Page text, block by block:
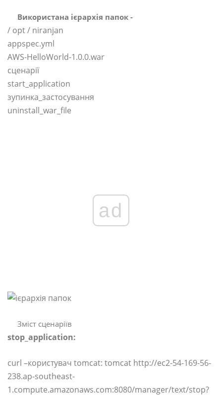
Використана ієрархія папок -
/ opt / niranjan
appspec.yml
AWS-HelloWorld-1.0.0.war
сценарії
start_application
зупинка_застосування
uninstall_war_file
ad
Зміст сценаріїв
stop_application:
curl –користувач tomcat: tomcat http://ec2-54-169-56-
238.ap-southeast-
1.compute.amazonaws.com:8080/manager/text/stop?